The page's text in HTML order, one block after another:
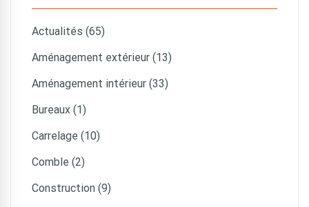
Actualités (65)
Aménagement extérieur (13)
Aménagement intérieur (33)
Bureaux (1)
Carrelage (10)
Comble (2)
Construction (9)